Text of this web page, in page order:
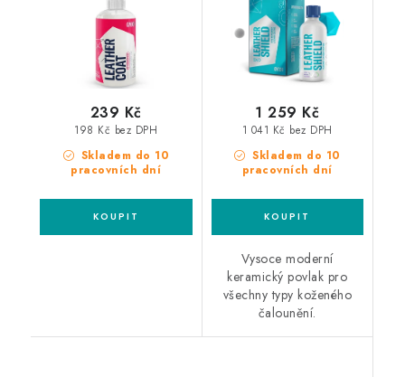
Skladem do 10
pracovních dní
198 Kč bez DPH
239 Kč
Skladem do 10
pracovních dní
1 041 Kč bez DPH
1 259 Kč
Vysoce moderní
keramický povlak pro
všechny typy koženého
čalounění.